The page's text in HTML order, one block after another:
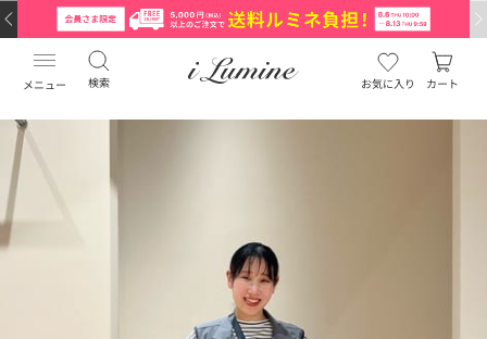
メニュー 検索 お気に入り カート